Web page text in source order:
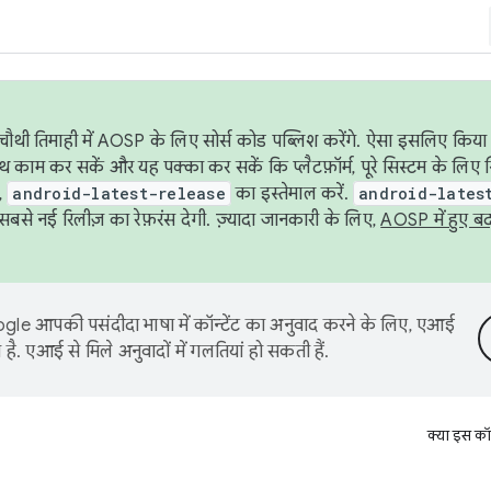
तिमाही में AOSP के लिए सोर्स कोड पब्लिश करेंगे. ऐसा इसलिए
कर सकें और यह पक्का कर सकें कि प्लैटफ़ॉर्म, पूरे सिस्टम के लिए
android-latest-release का इस्तेमाल करें. android-
नई रिलीज़ का रेफ़रंस देगी. ज़्यादा जानकारी के लिए,AOSP में हुए
आपकी पसंदीदा भाषा में कॉन्टेंट का अनुवाद करने के लिए, एआई
है. एआई से मिले अनुवादों में गलतियां हो सकती हैं.
क्या इस